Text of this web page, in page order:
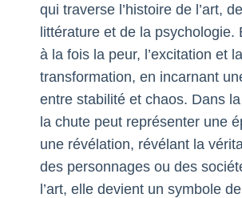
qui traverse l’histoire de l’art,
littérature et de la psychologie.
à la fois la peur, l’excitation et la
transformation, en incarnant
entre stabilité et chaos. Dans
la chute peut représenter une
une révélation, révélant la
des personnages ou des
l’art, elle devient un symbole